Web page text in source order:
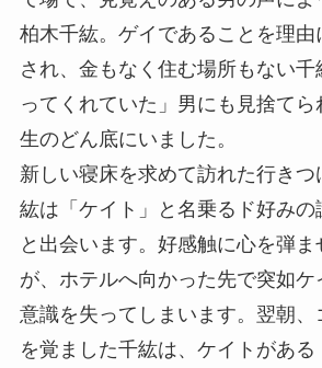
柏木千紘。ゲイであることを理由
され、金もなく住む場所もない
ってくれていた」男にも見捨てら
生のどん底にいました。
新しい寝床を求めて訪れた行き
紘は「ケイト」と名乗るド好み
と出会います。好感触に心を弾ま
が、ホテルへ向かった先で突如ケ
意識を失ってしまいます。翌朝、
を覚ました千紘は、ケイトがある